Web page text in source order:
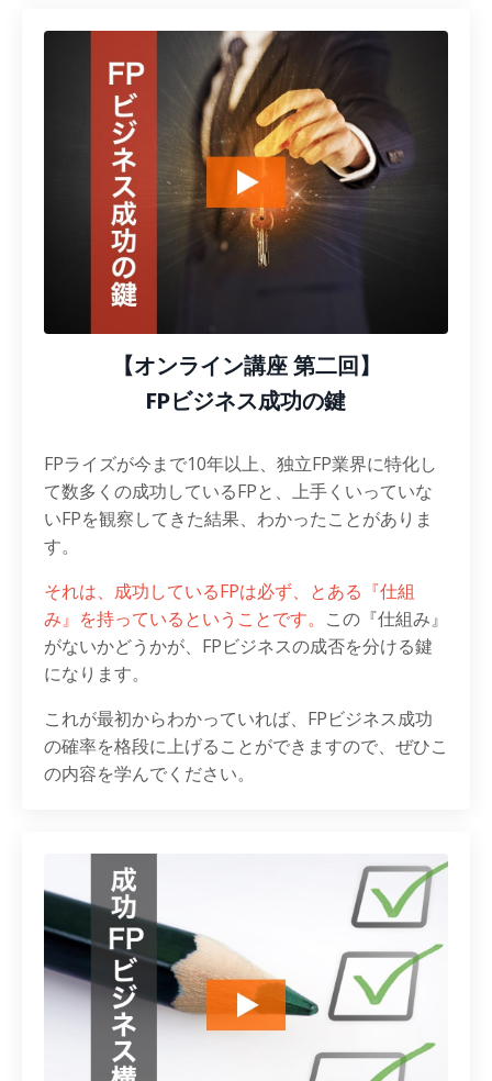
【オンライン講座 第二回】
FPビジネス成功の鍵
FPライズが今まで10年以上、独立FP業界に特化し
て数多くの成功しているFPと、上手くいっていな
いFPを観察してきた結果、わかったことがありま
す。
それは、成功しているFPは必ず、とある『仕組
み』を持っているということです。 この『仕組み』
がないかどうかが、FPビジネスの成否を分ける鍵
になります。
これが最初からわかっていれば、FPビジネス成功
の確率を格段に上げることができますので、ぜひこ
の内容を学んでください。